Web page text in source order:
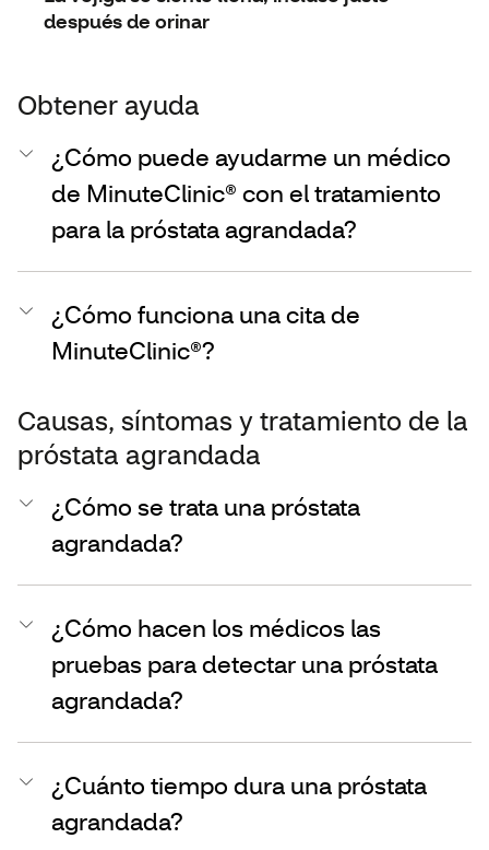
después de orinar
Obtener ayuda
¿Cómo puede ayudarme un médico
de MinuteClinic® con el tratamiento
para la próstata agrandada?
¿Cómo funciona una cita de
MinuteClinic®?
Causas, síntomas y tratamiento de la
próstata agrandada
¿Cómo se trata una próstata
agrandada?
¿Cómo hacen los médicos las
pruebas para detectar una próstata
agrandada?
¿Cuánto tiempo dura una próstata
agrandada?